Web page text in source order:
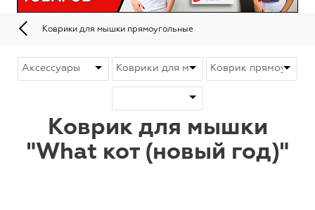
Коврики для мышки прямоугольные
Коврик для мышки
"What кот (новый год)"